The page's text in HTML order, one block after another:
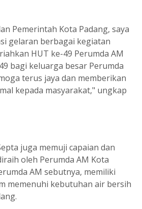
Pemerintah Kota Padang, saya
gelaran berbagai kegiatan
HUT ke-49 Perumda AM
bagi keluarga besar Perumda
terus jaya dan memberikan
kepada masyarakat," ungkap
juga memuji capaian dan
oleh Perumda AM Kota
AM sebutnya, memiliki
memenuhi kebutuhan air bersih